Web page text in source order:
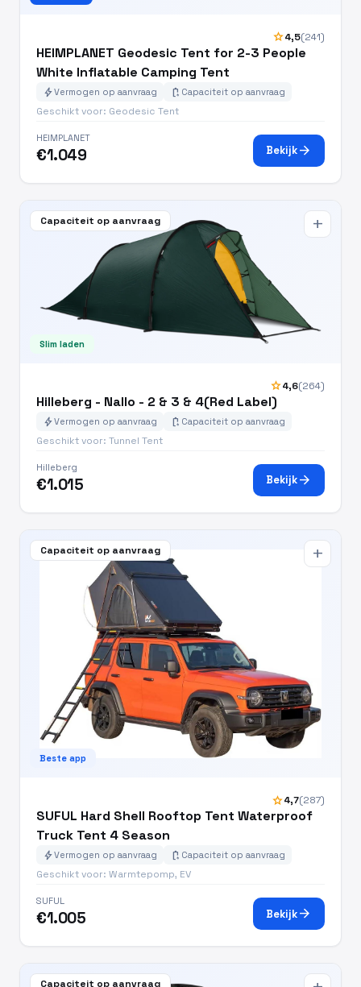
star4,5(241)
HEIMPLANET Geodesic Tent for 2-3 People
White Inflatable Camping Tent
boltVermogen op aanvraag battery_charging_full Capaciteit op aanvraag
Geschikt voor: Geodesic Tent
HEIMPLANET
€1.049 Bekijkarrow_forward
Capaciteit op aanvraag
Slim laden
add
star4,6(264)
Hilleberg - Nallo - 2 & 3 & 4(Red Label)
boltVermogen op aanvraag battery_charging_full Capaciteit op aanvraag
Geschikt voor: Tunnel Tent
Hilleberg
€1.015 Bekijkarrow_forward
Capaciteit op aanvraag
Beste app
add
star4,7(287)
SUFUL Hard Shell Rooftop Tent Waterproof
Truck Tent 4 Season
boltVermogen op aanvraag battery_charging_full Capaciteit op aanvraag
Geschikt voor: Warmtepomp, EV
SUFUL
€1.005 Bekijkarrow_forward
Capaciteit op aanvraag